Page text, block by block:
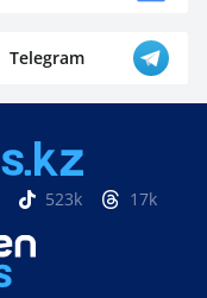
Telegram
523k 17k